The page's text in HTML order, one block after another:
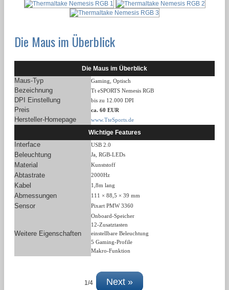
Die Maus im Überblick
Die Maus im Überblick
Maus-Typ Gaming, Optisch
Bezeichnung Tt eSPORTS Nemesis RGB
DPI Einstellung bis zu 12.000 DPI
Preis ca. 60 EUR
Hersteller-Homepage www.TteSports.de
Wichtige Features
Interface USB 2.0
Beleuchtung Ja, RGB-LEDs
Material Kunststoff
Abtastrate 2000Hz
Kabel 1,8m lang
Abmessungen 111 × 88,5 × 39 mm
Sensor Pixart PMW 3360
Weitere Eigenschaften
Onboard-Speicher
12-Zusatztasten
einstellbare Beleuchtung
5 Gaming-Profile
Makro-Funktion
1/4 Next »